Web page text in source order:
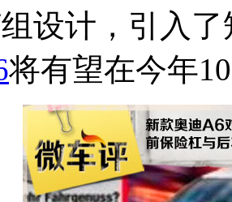
设计，引入了
将有望在今年